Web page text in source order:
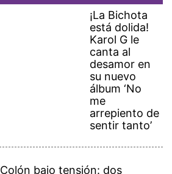
¡La Bichota
está dolida!
Karol G le
canta al
desamor en
su nuevo
álbum ‘No
me
arrepiento de
sentir tanto’
Colón bajo tensión: dos